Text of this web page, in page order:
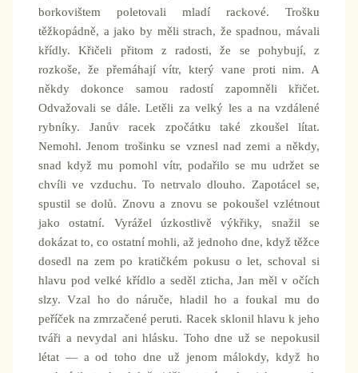
borkovištem poletovali mladí rackové. Trošku
těžkopádně, a jako by měli strach, že spadnou, mávali
křídly. Křičeli přitom z radosti, že se pohybují, z
rozkoše, že přemáhají vítr, který vane proti nim. A
někdy dokonce samou radostí zapomněli křičet.
Odvažovali se dále. Letěli za velký les a na vzdálené
rybníky. Janův racek zpočátku také zkoušel lítat.
Nemohl. Jenom trošinku se vznesl nad zemi a někdy,
snad když mu pomohl vítr, podařilo se mu udržet se
chvíli ve vzduchu. To netrvalo dlouho. Zapotácel se,
spustil se dolů. Znovu a znovu se pokoušel vzlétnout
jako ostatní. Vyrážel úzkostlivě výkřiky, snažil se
dokázat to, co ostatní mohli, až jednoho dne, když těžce
dosedl na zem po kratičkém pokusu o let, schoval si
hlavu pod velké křídlo a seděl zticha, Jan měl v očích
slzy. Vzal ho do náruče, hladil ho a foukal mu do
peříček na zmrzačené peruti. Racek sklonil hlavu k jeho
tváři a nevydal ani hlásku. Toho dne už se nepokusil
létat — a od toho dne už jenom málokdy, když ho